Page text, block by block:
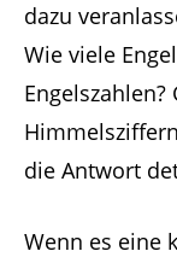
dazu
Wie viele
die Antwort
Wenn es eine